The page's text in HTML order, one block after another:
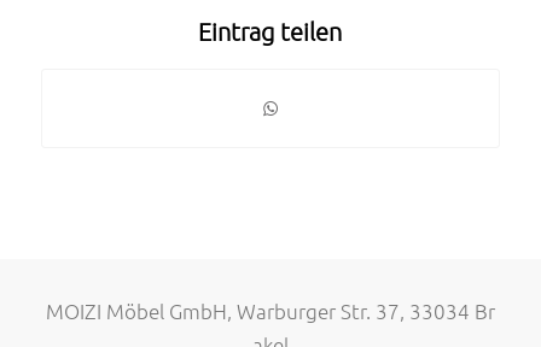
Eintrag teilen
MOIZI Möbel GmbH, Warburger Str. 37, 33034 Br